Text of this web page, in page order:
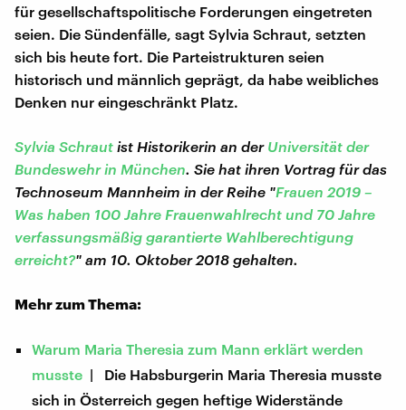
für gesellschaftspolitische Forderungen eingetreten
seien. Die Sündenfälle, sagt Sylvia Schraut, setzten
sich bis heute fort. Die Parteistrukturen seien
historisch und männlich geprägt, da habe weibliches
Denken nur eingeschränkt Platz.
Sylvia Schraut ist Historikerin an der Universität der
Bundeswehr in München. Sie hat ihren Vortrag für das
Technoseum Mannheim in der Reihe "Frauen 2019 –
Was haben 100 Jahre Frauenwahlrecht und 70 Jahre
verfassungsmäßig garantierte Wahlberechtigung
erreicht?" am 10. Oktober 2018 gehalten.
Mehr zum Thema:
Warum Maria Theresia zum Mann erklärt werden
musste | Die Habsburgerin Maria Theresia musste
sich in Österreich gegen heftige Widerstände